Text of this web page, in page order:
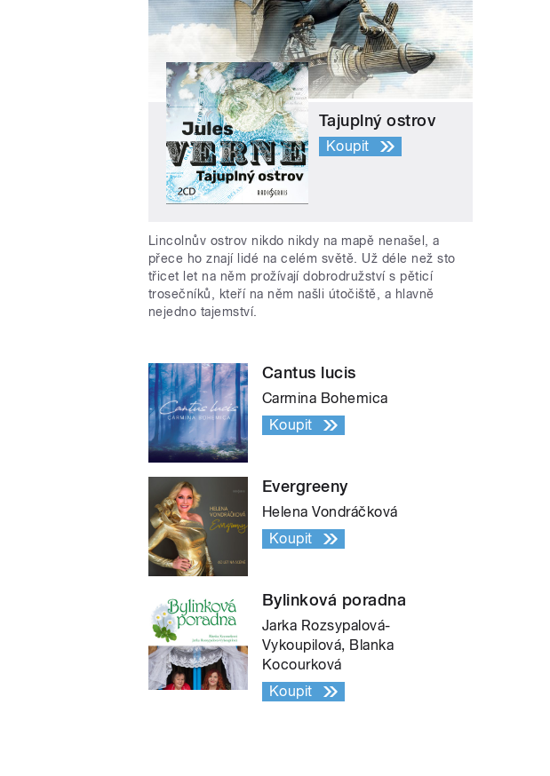
Tajuplný ostrov
Koupit
Lincolnův ostrov nikdo nikdy na mapě nenašel, a
přece ho znají lidé na celém světě. Už déle než sto
třicet let na něm prožívají dobrodružství s pěticí
trosečníků, kteří na něm našli útočiště, a hlavně
nejedno tajemství.
Cantus lucis
Carmina Bohemica
Koupit
Evergreeny
Helena Vondráčková
Koupit
Bylinková poradna
Jarka Rozsypalová-
Vykoupilová, Blanka
Kocourková
Koupit